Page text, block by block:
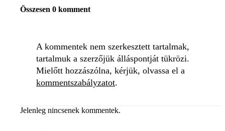
Összesen 0 komment
A kommentek nem szerkesztett tartalmak,
tartalmuk a szerzőjük álláspontját tükrözi.
Mielőtt hozzászólna, kérjük, olvassa el a
kommentszabályzatot.
Jelenleg nincsenek kommentek.